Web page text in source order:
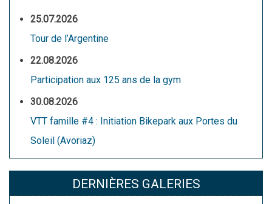
25.07.2026
Tour de l’Argentine
22.08.2026
Participation aux 125 ans de la gym
30.08.2026
VTT famille #4 : Initiation Bikepark aux Portes du
Soleil (Avoriaz)
DERNIÈRES GALERIES